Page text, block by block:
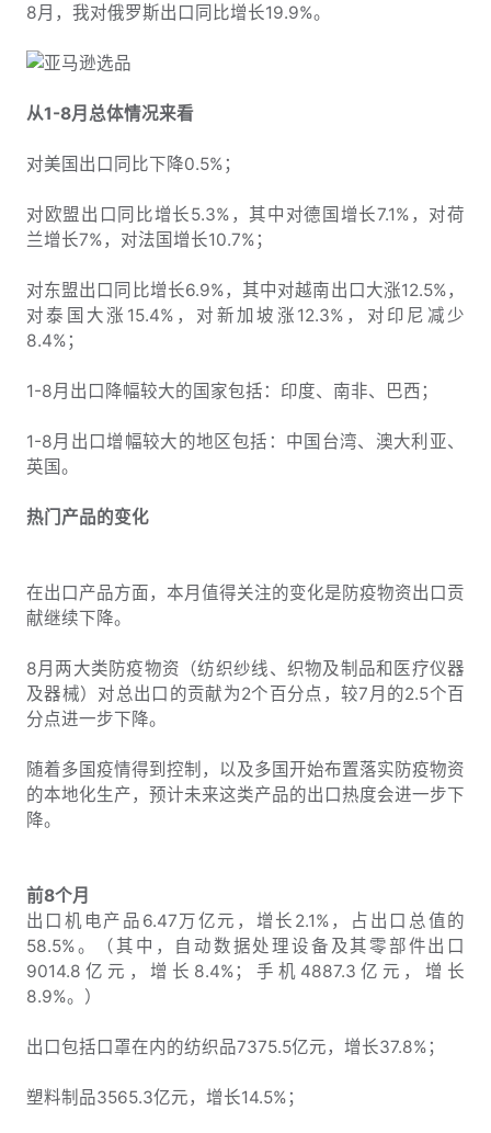
8月，我对俄罗斯出口同比增长19.9%。
从1-8月总体情况来看
对美国出口同比下降0.5%；
对欧盟出口同比增长5.3%，其中对德国增长7.1%，对荷
兰增长7%，对法国增长10.7%；
对东盟出口同比增长6.9%，其中对越南出口大涨12.5%，
对泰国大涨15.4%，对新加坡涨12.3%，对印尼减少
8.4%；
1-8月出口降幅较大的国家包括：印度、南非、巴西；
1-8月出口增幅较大的地区包括：中国台湾、澳大利亚、
英国。
热门产品的变化
在出口产品方面，本月值得关注的变化是防疫物资出口贡
献继续下降。
8月两大类防疫物资（纺织纱线、织物及制品和医疗仪器
及器械）对总出口的贡献为2个百分点，较7月的2.5个百
分点进一步下降。
随着多国疫情得到控制，以及多国开始布置落实防疫物资
的本地化生产，预计未来这类产品的出口热度会进一步下
降。
前8个月
出口机电产品6.47万亿元，增长2.1%，占出口总值的
58.5%。（其中，自动数据处理设备及其零部件出口
9014.8亿元，增长8.4%；手机4887.3亿元，增长
8.9%。）
出口包括口罩在内的纺织品7375.5亿元，增长37.8%；
塑料制品3565.3亿元，增长14.5%；